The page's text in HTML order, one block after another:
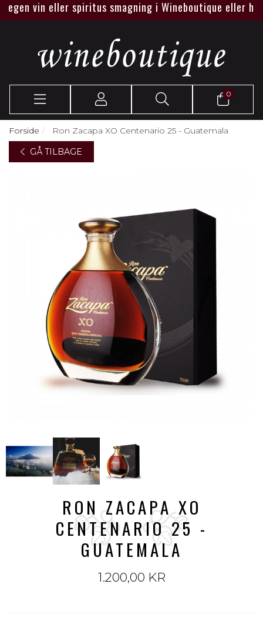
vin eller spiritus smagning i Wineboutique eller hos
0
Forside
Ron Zacapa XO Centenario 25 - Guatemala
GÅ TILBAGE
RON ZACAPA XO
CENTENARIO 25 -
GUATEMALA
1.200,00 KR